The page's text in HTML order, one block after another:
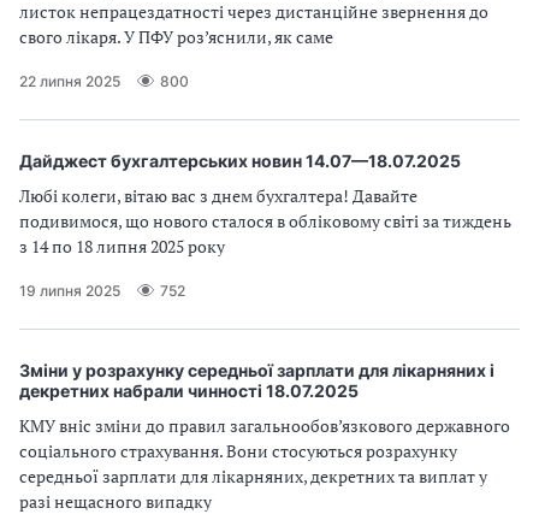
листок непрацездатності через дистанційне звернення до
свого лікаря. У ПФУ роз’яснили, як саме
22 липня 2025 800
Дайджест бухгалтерських новин 14.07—18.07.2025
Любі колеги, вітаю вас з днем бухгалтера! Давайте
подивимося, що нового сталося в обліковому світі за тиждень
з 14 по 18 липня 2025 року
19 липня 2025 752
Зміни у розрахунку середньої зарплати для лікарняних і
декретних набрали чинності 18.07.2025
КМУ вніс зміни до правил загальнообов’язкового державного
соціального страхування. Вони стосуються розрахунку
середньої зарплати для лікарняних, декретних та виплат у
разі нещасного випадку